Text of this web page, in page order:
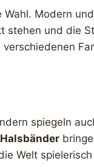
Modern
stehen und die
spiegeln
Halsbänder
Welt